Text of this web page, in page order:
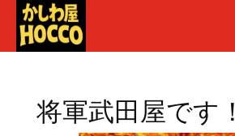
将軍武田屋です！